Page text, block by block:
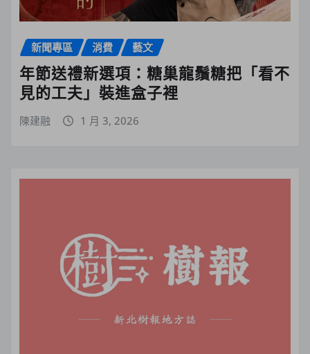
新聞專區 消費 藝文
年節送禮新選項：糖巢龍鬚糖把「看不
見的工夫」裝進盒子裡
陳建融 1 月 3, 2026